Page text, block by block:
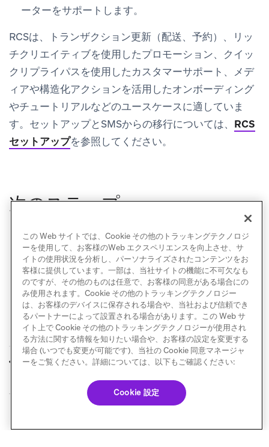
ーターをサポートします。
RCSは、トランザクション更新（配送、予約）、リッ
チクリエイティブを使用したプロモーション、クイッ
クリプライパスを使用したカスタマーサポート、メデ
ィアや構造化アクションを活用したオンボーディング
やチュートリアルなどのユースケースに適していま
す。セットアップとSMSからの移行については、 RCS
セットアップを参照してください。
次のステップ
メッセージを作成する
前へ FAQ 次へ セットアップ
© Braze. All Rights Reserved Privacy Policy
この Web サイトでは、Cookie その他のトラッキングテクノロジ
ーを使用して、お客様のWeb エクスペリエンスを向上させ、サ
イトの使用状況を分析し、パーソナライズされたコンテンツをお
客様に提供しています。一部は、当社サイトの機能に不可欠なも
のですが、その他のものは任意で、お客様の同意がある場合にの
み使用されます。Cookie その他のトラッキングテクノロジー
は、お客様のデバイスに保存される場合や、当社および信頼でき
るパートナーによって設置される場合があります。この Web サ
イト上で Cookie その他のトラッキングテクノロジーが使用され
る方法に関する情報を知りたい場合や、お客様の設定を変更する
場合 (いつでも変更が可能です)、当社の Cookie 同意マネージャ
ーをご覧ください。詳細については、以下もご確認ください:
Cookie 設定